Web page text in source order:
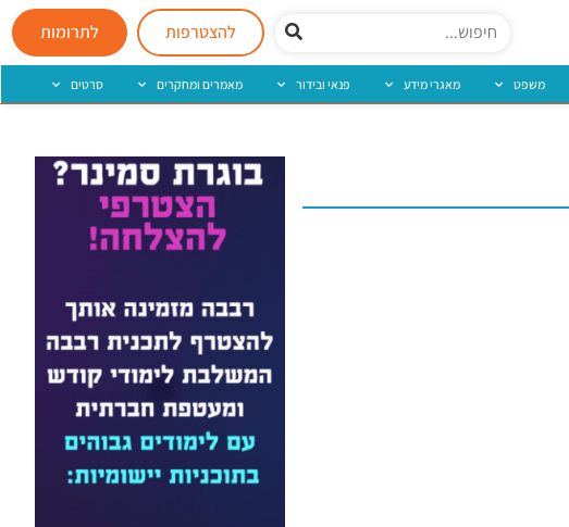
להצטרפות לתרומות
משפט מאגרי מידע פנאי ובידור מאמרים ומחקרים סרטים